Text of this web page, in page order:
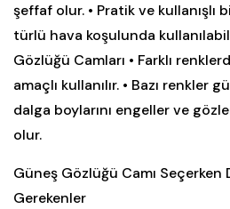
şeffaf olur. • Pratik ve kullanışlı
türlü hava koşulunda
Gözlüğü Camları • Farklı
amaçlı kullanılır. • Bazı renkler
dalga boylarını engeller ve
olur.
Güneş Gözlüğü Camı Seçerken
Gerekenler